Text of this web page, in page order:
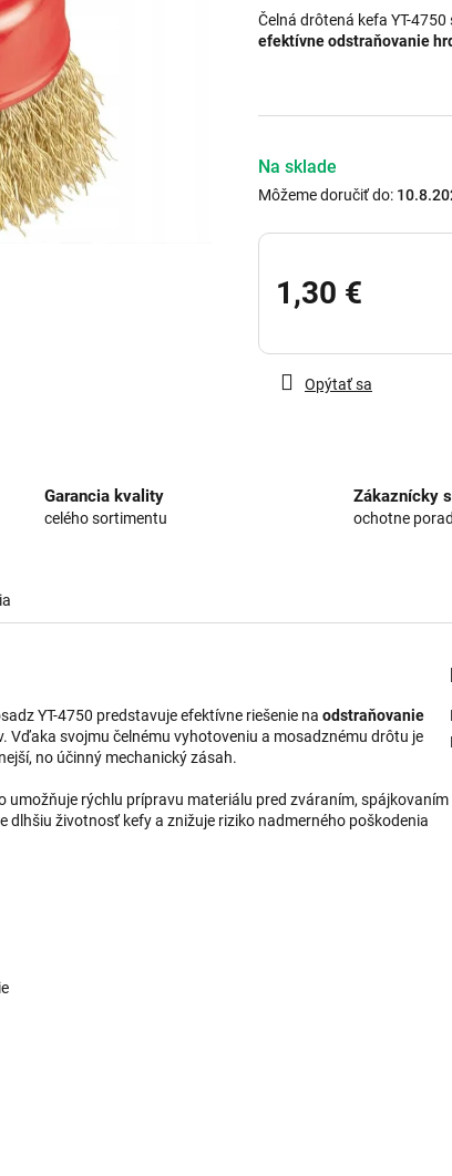
Na sklade
Môžeme doručiť do:
1,30 €
cena:
Čelná drôtená kefa YT-
efektívne odstraňovanie
Opýtať sa
5
hviezdičiek.
Garancia kvality
celého sortimentu
Zákaznícky
ochotne
YT-4750 predstavuje efektívne riešenie na odstraňovanie
Vďaka svojmu čelnému vyhotoveniu a mosadznému drôtu je
no účinný mechanický zásah.
umožňuje rýchlu prípravu materiálu pred zváraním, spájkovaním
dlhšiu životnosť kefy a znižuje riziko nadmerného poškodenia